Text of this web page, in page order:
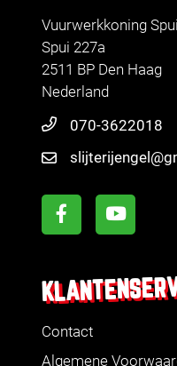
Vuurwerkkoning Spui
Spui 227a
2511 BP Den Haag
Nederland
070-3622018
Contact
Algemene